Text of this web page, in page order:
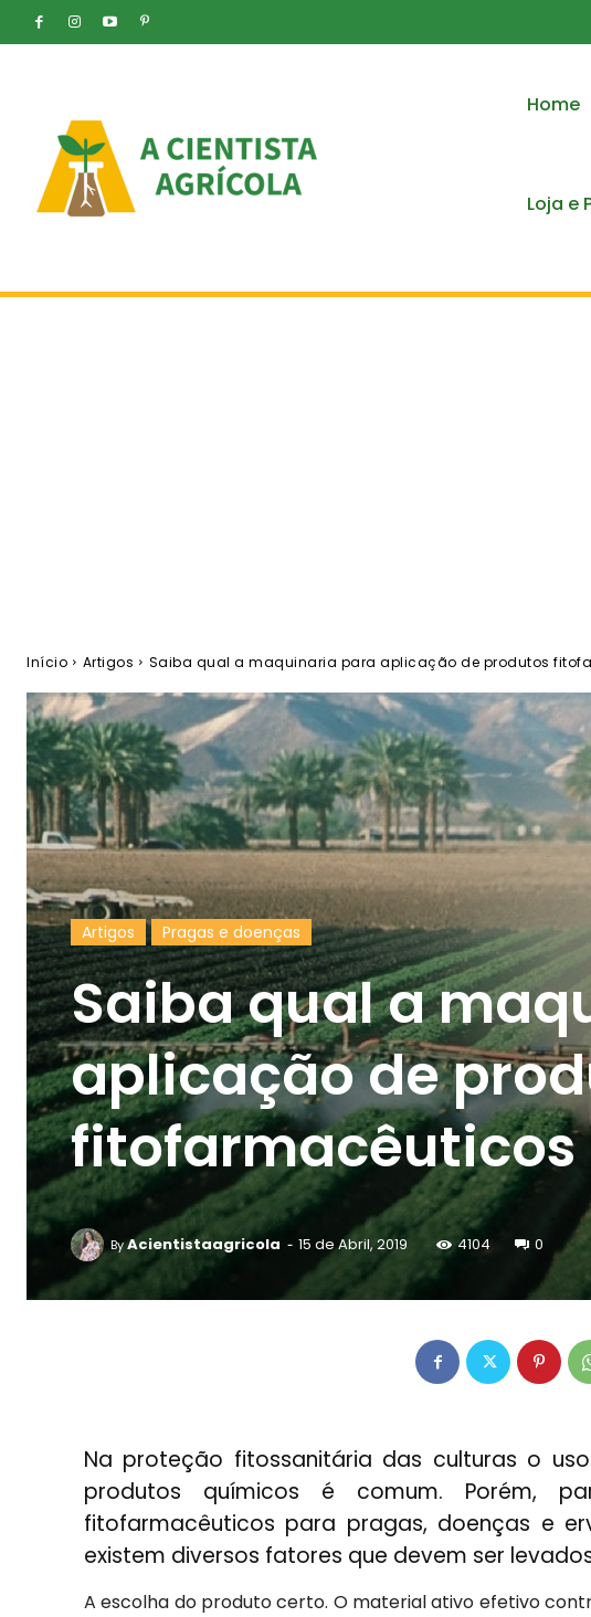
Home
Loja e
Início Artigos Saiba qual a maquinaria para aplicação de produtos
Artigos Pragas e doenças
Saiba qual a
aplicação de
fitofarmacêuticos
ByAcientistaagricola - 15 de Abril, 2019 4104 0
Na proteção fitossanitária das culturas o
produtos químicos é comum. Porém,
fitofarmacêuticos para pragas, doenças e
existem diversos fatores que devem ser
A escolha do produto certo. O material ativo efetivo